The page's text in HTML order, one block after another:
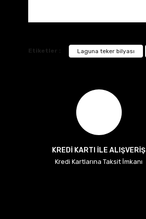
Etiketler : Laguna teker bilyası
KREDİ KARTI İLE ALIŞVERİŞ
Kredi Kartlarına Taksit İmkanı